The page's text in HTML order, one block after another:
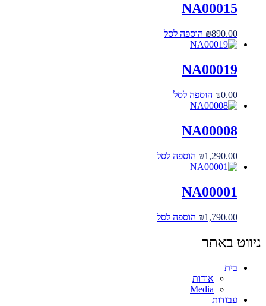
NA00015
₪890.00 הוספה לסל
NA00019
₪0.00 הוספה לסל
NA00008
₪1,290.00 הוספה לסל
NA00001
₪1,790.00 הוספה לסל
ניווט באתר
בית
אודות
Media
עבודות